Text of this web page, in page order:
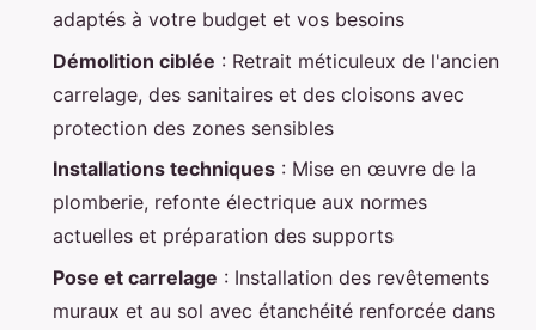
adaptés à votre budget et vos besoins
Démolition ciblée : Retrait méticuleux de l'ancien
carrelage, des sanitaires et des cloisons avec
protection des zones sensibles
Installations techniques : Mise en œuvre de la
plomberie, refonte électrique aux normes
actuelles et préparation des supports
Pose et carrelage : Installation des revêtements
muraux et au sol avec étanchéité renforcée dans